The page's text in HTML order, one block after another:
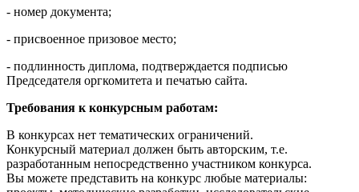
- номер документа;
- присвоенное призовое место;
- подлинность диплома, подтверждается подписью
Председателя оргкомитета и печатью сайта.
Требования к конкурсным работам:
В конкурсах нет тематических ограничений.
Конкурсный материал должен быть авторским, т.е.
разработанным непосредственно участником конкурса.
Вы можете представить на конкурс любые материалы: